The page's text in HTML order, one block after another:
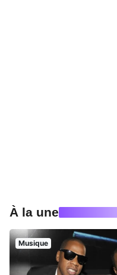
À la une
Musique